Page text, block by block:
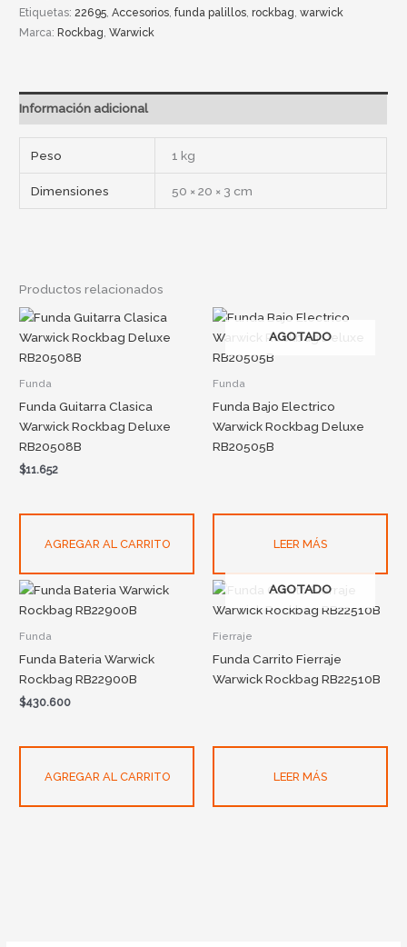
Etiquetas: 22695 ,Accesorios ,funda palillos ,rockbag ,warwick
Marca:Rockbag ,Warwick
Información adicional
Peso 1 kg
Dimensiones 50 × 20 × 3 cm
Productos relacionados
Funda
Funda Guitarra Clasica
Warwick Rockbag Deluxe
RB20508B
$11.652
AGREGAR AL CARRITO
AGOTADO
Funda
Funda Bajo Electrico
Warwick Rockbag Deluxe
RB20505B
LEER MÁS
Funda
Funda Bateria Warwick
Rockbag RB22900B
$430.600
AGREGAR AL CARRITO
AGOTADO
Fierraje
Funda Carrito Fierraje
Warwick Rockbag RB22510B
LEER MÁS